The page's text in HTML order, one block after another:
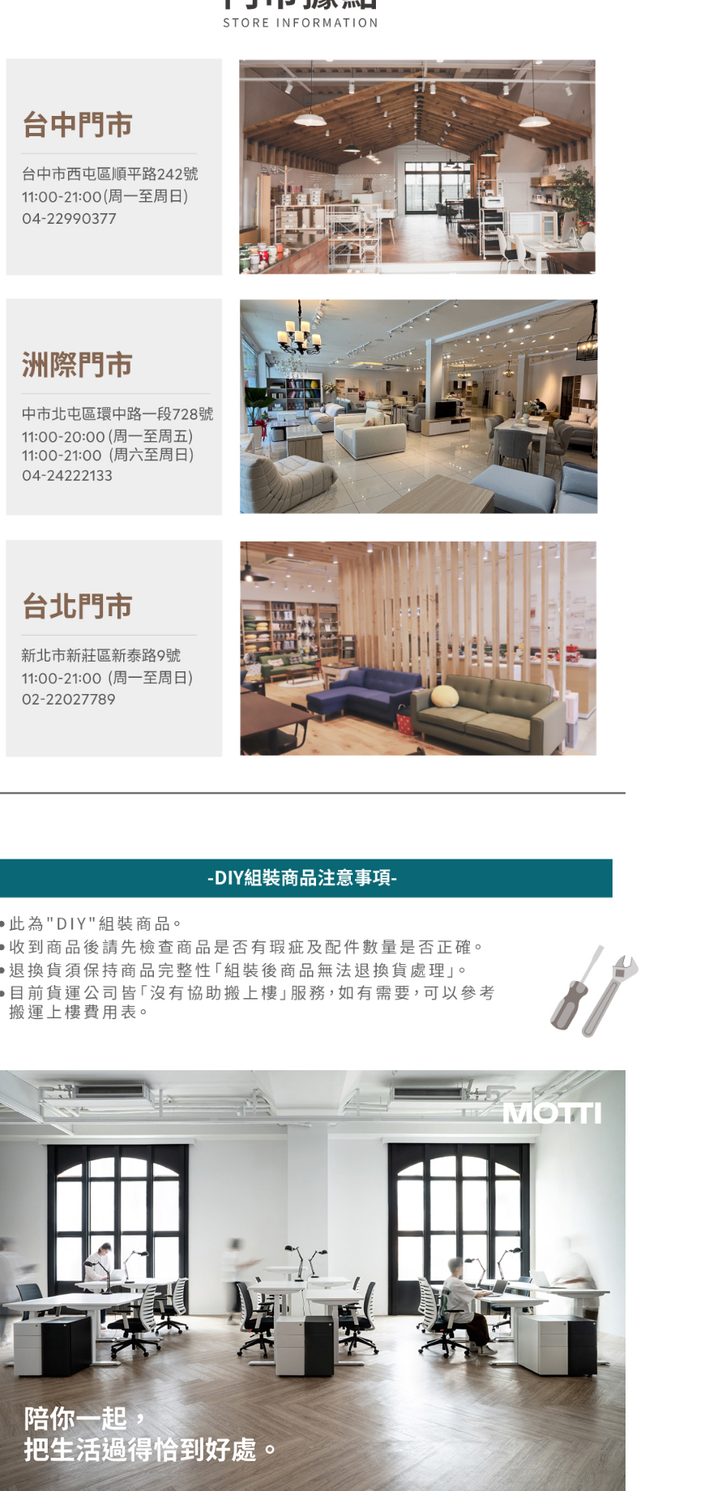
「AFTEE先享後付」，若未經同意申辦者引起之損失，本公司不負相關責
任。
結果請求用戶進行身份認證。
５．嚴禁一人註冊多個帳號或使用他人資訊註冊。若發現惡意使用之情
形，恩沛科技股份有限公司將有權停止該用戶之使用額度並採取法律行
動。